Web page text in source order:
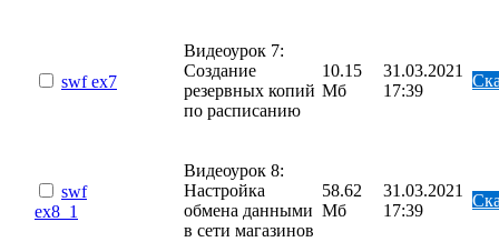
swf ex7
Видеоурок 7:
Создание
резервных копий
по расписанию
10.15
Мб
31.03.2021
17:39
swf
ex8_1
Видеоурок 8:
Настройка
обмена данными
в сети магазинов
58.62
Мб
31.03.2021
17:39